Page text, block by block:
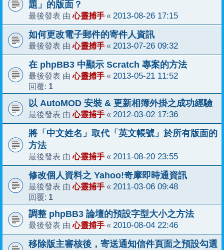
題」的版面？
最後發表 由心靈捕手 « 2013-08-26 17:15
如何更改電子郵件的寄件人資訊
最後發表 由心靈捕手 « 2013-07-26 09:32
在 phpBB3 中顯示 Scratch 專案的方法
最後發表 由心靈捕手 « 2013-05-21 11:52
回覆: 1
以 AutoMOD 安裝 & 更新相簿外掛之成功經驗
最後發表 由心靈捕手 « 2012-03-02 17:36
將「中文姓名」取代「英文帳號」於所有版面的
方法
最後發表 由心靈捕手 « 2011-08-20 23:55
修改個人資料之 Yahoo!奇摩即時通資訊
最後發表 由心靈捕手 « 2011-03-06 09:48
回覆: 1
調整 phpBB3 論壇的預設字型大小之方法
最後發表 由心靈捕手 « 2010-08-04 22:46
移除版主審核後，寄送通知信件頁面之預設勾選